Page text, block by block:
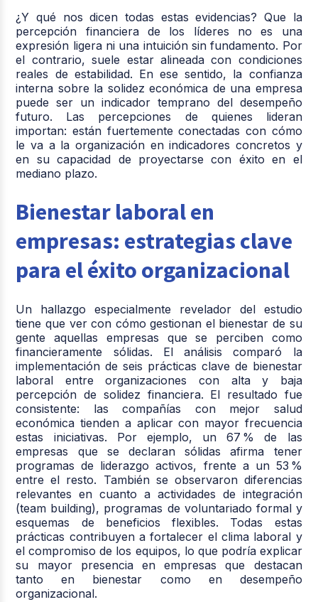
¿Y qué nos dicen todas estas evidencias? Que la
percepción financiera de los líderes no es una
expresión ligera ni una intuición sin fundamento. Por
el contrario, suele estar alineada con condiciones
reales de estabilidad. En ese sentido, la confianza
interna sobre la solidez económica de una empresa
puede ser un indicador temprano del desempeño
futuro. Las percepciones de quienes lideran
importan: están fuertemente conectadas con cómo
le va a la organización en indicadores concretos y
en su capacidad de proyectarse con éxito en el
mediano plazo.
Bienestar laboral en
empresas: estrategias clave
para el éxito organizacional
Un hallazgo especialmente revelador del estudio
tiene que ver con cómo gestionan el bienestar de su
gente aquellas empresas que se perciben como
financieramente sólidas. El análisis comparó la
implementación de seis prácticas clave de bienestar
laboral entre organizaciones con alta y baja
percepción de solidez financiera. El resultado fue
consistente: las compañías con mejor salud
económica tienden a aplicar con mayor frecuencia
estas iniciativas. Por ejemplo, un 67 % de las
empresas que se declaran sólidas afirma tener
programas de liderazgo activos, frente a un 53 %
entre el resto. También se observaron diferencias
relevantes en cuanto a actividades de integración
(team building), programas de voluntariado formal y
esquemas de beneficios flexibles. Todas estas
prácticas contribuyen a fortalecer el clima laboral y
el compromiso de los equipos, lo que podría explicar
su mayor presencia en empresas que destacan
tanto en bienestar como en desempeño
organizacional.